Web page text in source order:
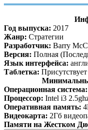
Год выпуска: 2017
Жанр: Стратегии
Разработчик: Barry
Версия: Полная
Язык интерфейса:
Таблетка: Присутствует
Операционная система:
Процессор: Intel i3
Оперативная память:
Видеокарта: 2Гб
Памяти на Жестком